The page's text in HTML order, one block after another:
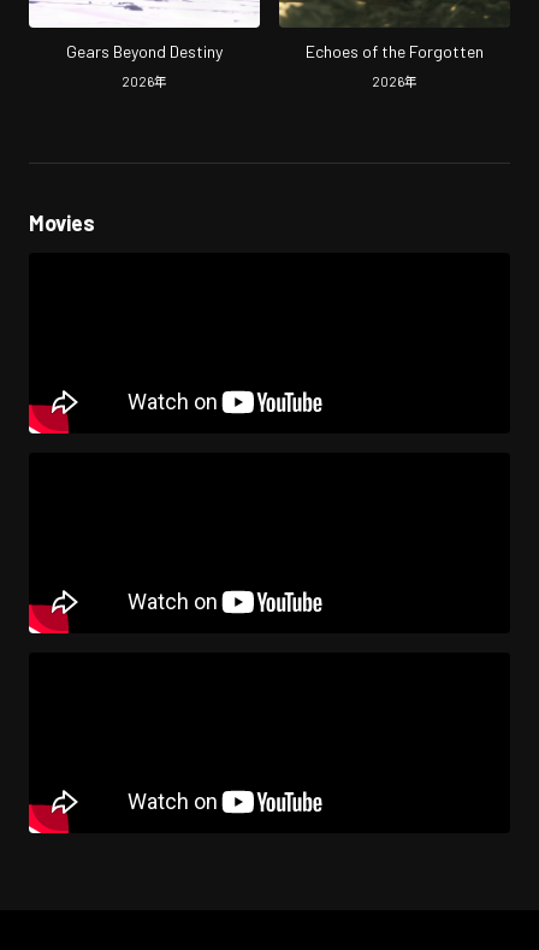
Gears Beyond Destiny
2026年
Echoes of the Forgotten
2026年
Movies